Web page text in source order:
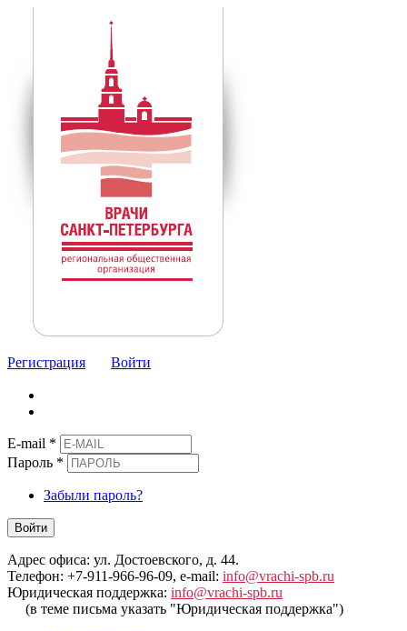
Регистрация Войти
E-mail *
Пароль *
Забыли пароль?
Войти
Адрес офиса: ул. Достоевского, д. 44.
Телефон: +7-911-966-96-09, e-mail: info@vrachi-spb.ru
Юридическая поддержка: info@vrachi-spb.ru
(в теме письма указать "Юридическая поддержка")